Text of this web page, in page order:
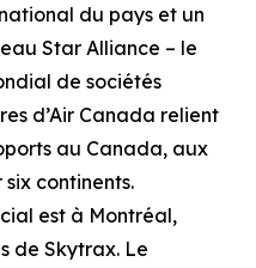
du pays et un
Star Alliance – le
de sociétés
d’Air Canada relient
au Canada, aux
six continents.
est à Montréal,
de Skytrax. Le